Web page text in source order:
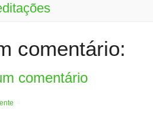
comentário:
comentário